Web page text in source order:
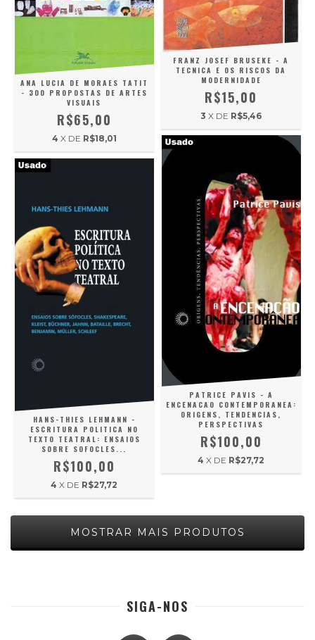
ANA LUCIA DE MORAES TATIT
- 300 PROPOSTAS DE ARTES
VISUAIS
R$65,00
4 X DE R$18,01
FRANZ JOSEF BRUSEKE - A
TECNICA E OS RISCOS DA
MODERNIDADE
R$15,00
3 X DE R$5,46
HANS-THIES LEHMANN -
ESCRITURA POLITICA NO
TEXTO TEATRAL: ENSAIOS
SOBRE SOFOCLES...
R$100,00
4 X DE R$27,72
PATRICE PAVIS - A
ENCENACAO CONTEMPORANEA:
ORIGENS, TENDENCIAS,
PERSPECTIVAS
R$100,00
4 X DE R$27,72
MOSTRAR MAIS PRODUTOS
SIGA-NOS